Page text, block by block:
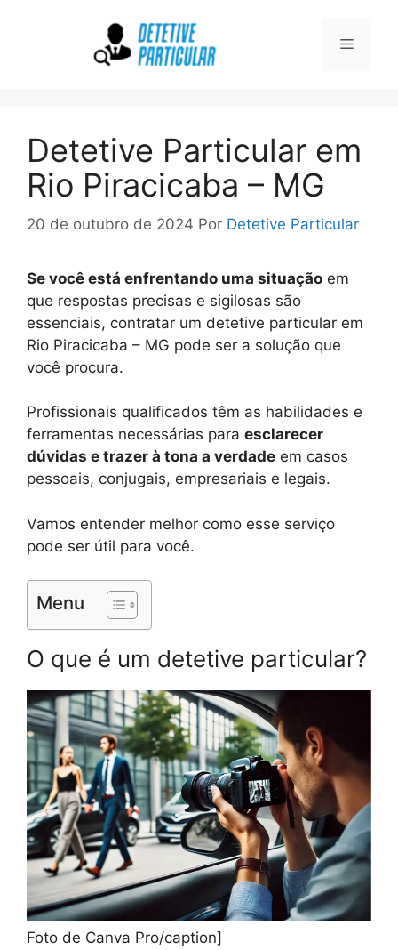
Menu
Detetive Particular em
Rio Piracicaba – MG
20 de outubro de 2024 Por Detetive Particular
Se você está enfrentando uma situação em
que respostas precisas e sigilosas são
essenciais, contratar um detetive particular em
Rio Piracicaba – MG pode ser a solução que
você procura.
Profissionais qualificados têm as habilidades e
ferramentas necessárias para esclarecer
dúvidas e trazer à tona a verdade em casos
pessoais, conjugais, empresariais e legais.
Vamos entender melhor como esse serviço
pode ser útil para você.
Menu
O que é um detetive particular?
Foto de Canva Pro/caption]